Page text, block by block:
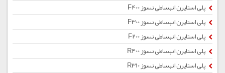
پلی استایرن انبساطی نسوز F400
پلی استایرن انبساطی نسوز F300
پلی استایرن انبساطی نسوز F200
پلی استایرن انبساطی نسوز R400
پلی استایرن انبساطی نسوز R310